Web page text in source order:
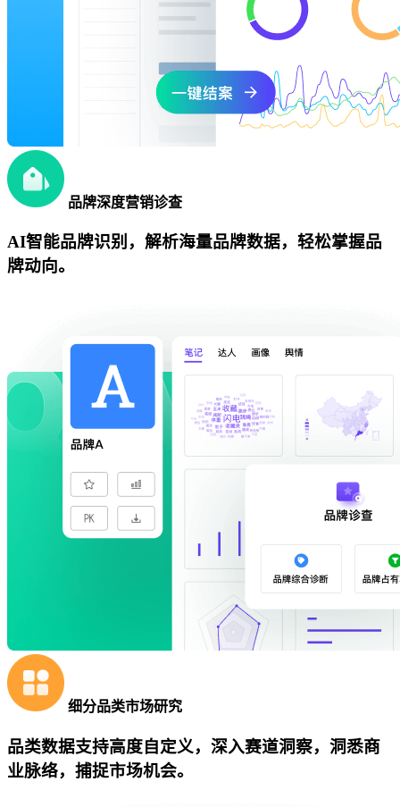
品牌深度营销诊查
AI智能品牌识别，解析海量品牌数据，轻松掌握品
牌动向。
细分品类市场研究
品类数据支持高度自定义，深入赛道洞察，洞悉商
业脉络，捕捉市场机会。